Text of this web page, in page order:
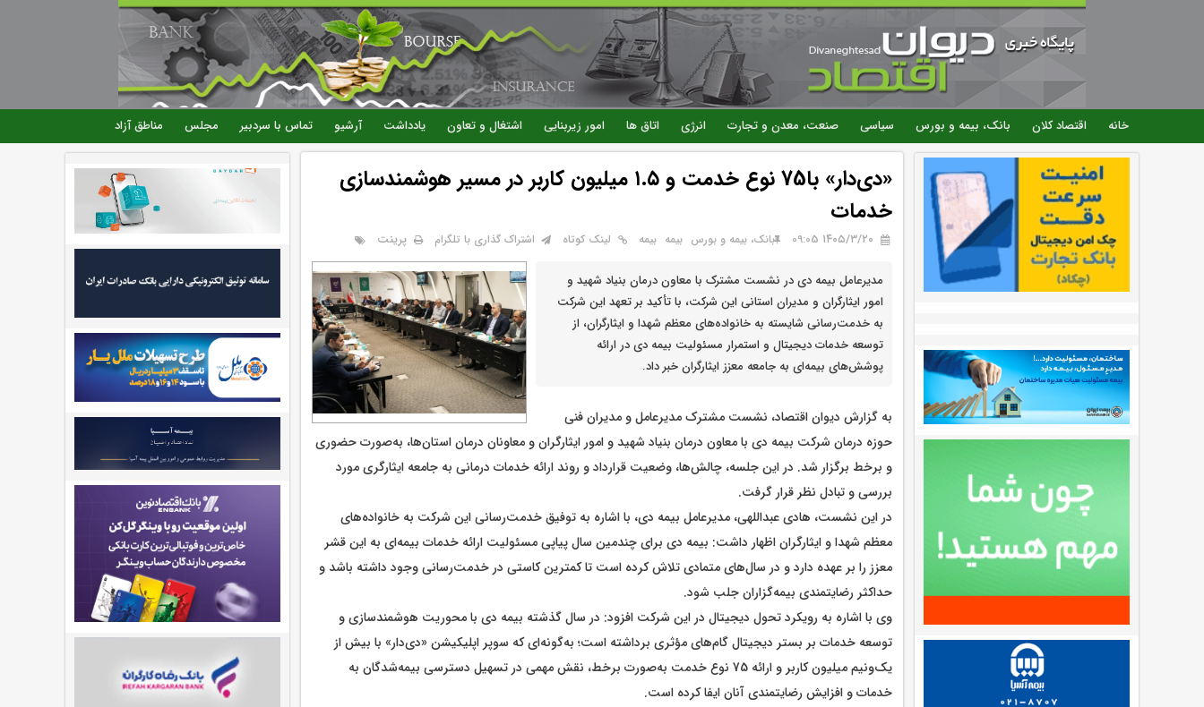
رفتن
به
محتوای
اصلی
خانه اقتصاد کلان بانک، بیمه و بورس سیاسی صنعت، معدن و تجارت انرژی اتاق ها امور زیربنایی اشتغال و تعاون یادداشت آرشیو تماس با سردبیر مجلس مناطق آزاد
«دی‌دار» با75 نوع خدمت و ۱.۵ میلیون کاربر در مسیر هوشمندسازی
خدمات
۱۴۰۵/۳/۲۰ 09:05 بانک، بیمه و بورس بيمه بیمه لینک کوتاه اشتراک گذاری با تلگرام پرینت
مدیرعامل بیمه دی در نشست مشترک با معاون درمان بنیاد شهید و
امور ایثارگران و مدیران استانی این شرکت، با تأکید بر تعهد این شرکت
به خدمت‌رسانی شایسته به خانواده‌های معظم شهدا و ایثارگران، از
توسعه خدمات دیجیتال و استمرار مسئولیت بیمه دی در ارائه
پوشش‌های بیمه‌ای به جامعه معزز ایثارگران خبر داد.
به گزارش دیوان اقتصاد، نشست مشترک مدیرعامل و مدیران فنی
حوزه درمان شرکت بیمه دی با معاون درمان بنیاد شهید و امور ایثارگران و معاونان درمان استان‌ها، به‌صورت حضوری
و برخط برگزار شد. در این جلسه، چالش‌ها، وضعیت قرارداد و روند ارائه خدمات درمانی به جامعه ایثارگری مورد
بررسی و تبادل نظر قرار گرفت.
در این نشست، هادی عبداللهی، مدیرعامل بیمه دی، با اشاره به توفیق خدمت‌رسانی این شرکت به خانواده‌های
معظم شهدا و ایثارگران اظهار داشت: بیمه دی برای چندمین سال پیاپی مسئولیت ارائه خدمات بیمه‌ای به این قشر
معزز را بر عهده دارد و در سال‌های متمادی تلاش کرده است تا کمترین کاستی در خدمت‌رسانی وجود داشته باشد و
حداکثر رضایتمندی بیمه‌گزاران جلب شود.
وی با اشاره به رویکرد تحول دیجیتال در این شرکت افزود: در سال گذشته بیمه دی با محوریت هوشمندسازی و
توسعه خدمات بر بستر دیجیتال گام‌های مؤثری برداشته است؛ به‌گونه‌ای که سوپر اپلیکیشن «دی‌دار» با بیش از
یک‌ونیم میلیون کاربر و ارائه 75 نوع خدمت به‌صورت برخط، نقش مهمی در تسهیل دسترسی بیمه‌شدگان به
خدمات و افزایش رضایتمندی آنان ایفا کرده است.